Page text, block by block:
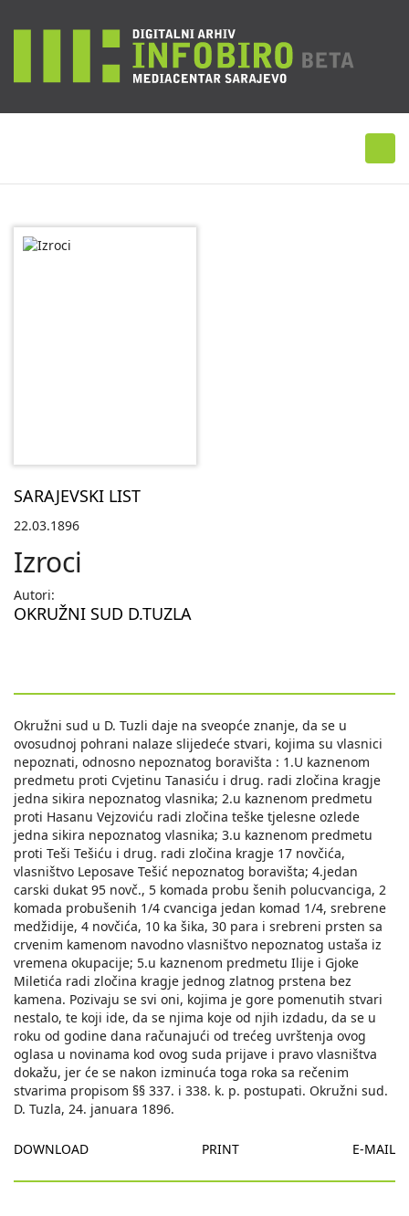
SARAJEVSKI LIST
22.03.1896
Izroci
Autori:
OKRUŽNI SUD D.TUZLA
Okružni sud u D. Tuzli daje na sveopće znanje, da se u
ovosudnoj pohrani nalaze slijedeće stvari, kojima su vlasnici
nepoznati, odnosno nepoznatog boravišta : 1.U kaznenom
predmetu proti Cvjetinu Tanasiću i drug. radi zločina kragje
jedna sikira nepoznatog vlasnika; 2.u kaznenom predmetu
proti Hasanu Vejzoviću radi zločina teške tjelesne ozlede
jedna sikira nepoznatog vlasnika; 3.u kaznenom predmetu
proti Teši Tešiću i drug. radi zločina kragje 17 novčića,
vlasništvo Leposave Tešić nepoznatog boravišta; 4.jedan
carski dukat 95 novč., 5 komada probu šenih polucvanciga, 2
komada probušenih 1/4 cvanciga jedan komad 1/4, srebrene
medžidije, 4 novčića, 10 ka šika, 30 para i srebreni prsten sa
crvenim kamenom navodno vlasništvo nepoznatog ustaša iz
vremena okupacije; 5.u kaznenom predmetu Ilije i Gjoke
Miletića radi zločina kragje jednog zlatnog prstena bez
kamena. Pozivaju se svi oni, kojima je gore pomenutih stvari
nestalo, te koji ide, da se njima koje od njih izdadu, da se u
roku od godine dana računajući od trećeg uvrštenja ovog
oglasa u novinama kod ovog suda prijave i pravo vlasništva
dokažu, jer će se nakon izminuća toga roka sa rečenim
stvarima propisom §§ 337. i 338. k. p. postupati. Okružni sud.
D. Tuzla, 24. januara 1896.
DOWNLOAD PRINT E-MAIL